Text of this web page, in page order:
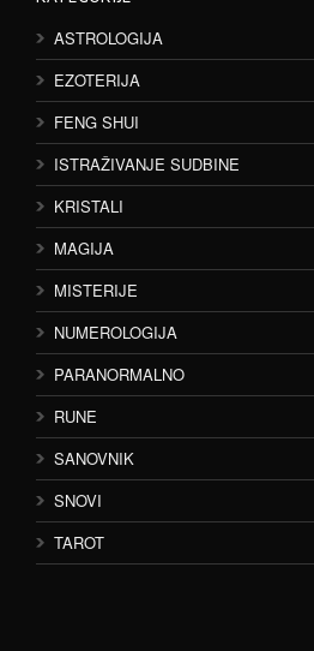
ASTROLOGIJA
EZOTERIJA
FENG SHUI
ISTRAŽIVANJE SUDBINE
KRISTALI
MAGIJA
MISTERIJE
NUMEROLOGIJA
PARANORMALNO
RUNE
SANOVNIK
SNOVI
TAROT